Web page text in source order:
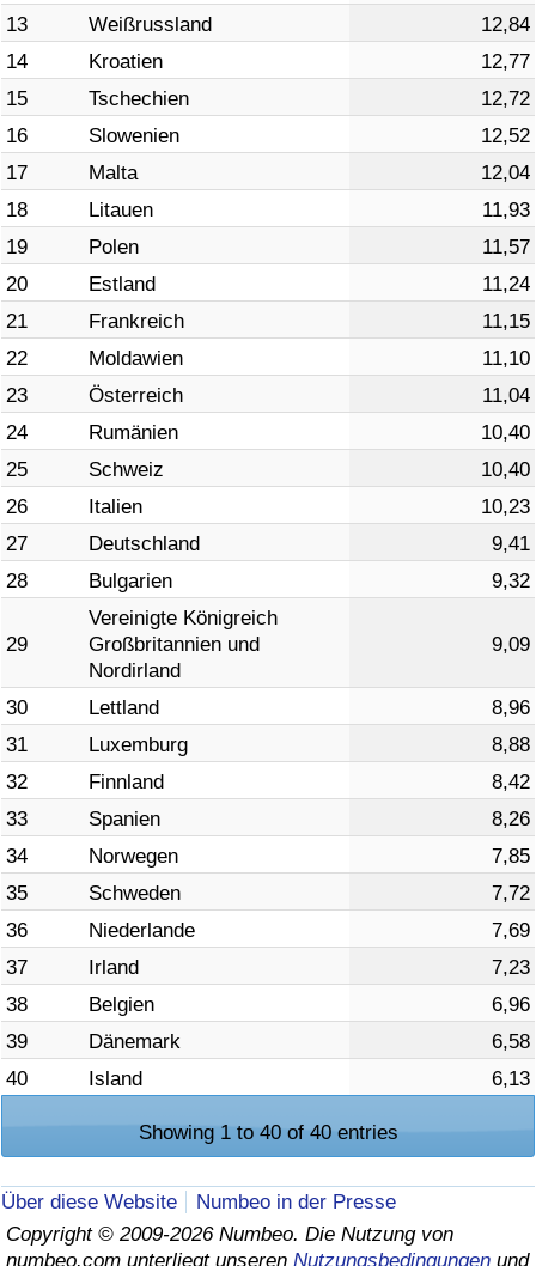
13
Weißrussland
12,84
14
Kroatien
12,77
15
Tschechien
12,72
16
Slowenien
12,52
17
Malta
12,04
18
Litauen
11,93
19
Polen
11,57
20
Estland
11,24
21
Frankreich
11,15
22
Moldawien
11,10
23
Österreich
11,04
24
Rumänien
10,40
25
Schweiz
10,40
26
Italien
10,23
27
Deutschland
9,41
28
Bulgarien 9,32
29
Vereinigte Königreich
Großbritannien und
Nordirland
9,09
30 Lettland
8,96
31
Luxemburg
8,88
32
Finnland
8,42
33
Spanien
8,26
34
Norwegen
7,85
35
Schweden
7,72
36
Niederlande
7,69
37
Irland
7,23
38
Belgien
6,96
39
Dänemark
6,58
40
Island 6,13
Showing 1 to 40 of 40 entries
Über diese Website
Numbeo in der Presse
Copyright © 2009-2026 Numbeo. Die Nutzung von
numbeo.com unterliegt unseren Nutzungsbedingungen und